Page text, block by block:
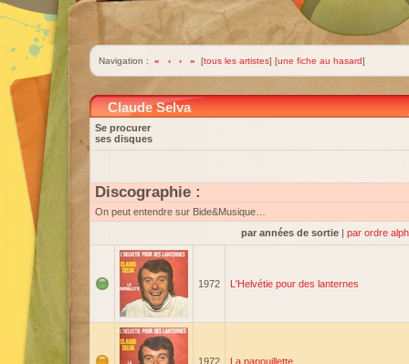
Navigation : « ‹ › » [tous les artistes] [une fiche au hasard]
Claude Selva
Se procurer
ses disques
Discographie :
On peut entendre sur Bide&Musique…
par années de sortie | par ordre
1972 L'Helvétie pour des lanternes
1972 La papouillette